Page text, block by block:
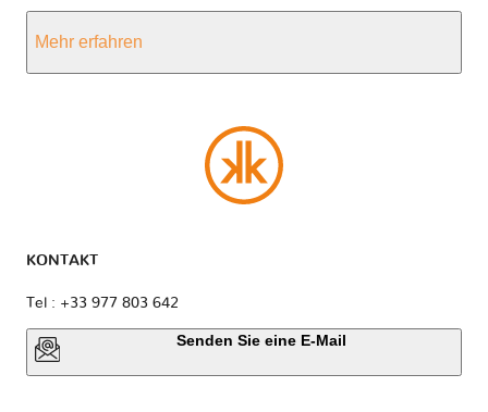
Mehr erfahren
KONTAKT
Tel : +33 977 803 642
Senden Sie eine E-Mail